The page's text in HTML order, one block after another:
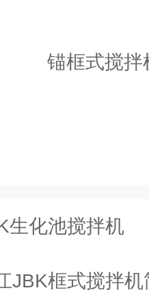
生化池搅拌机
JBK框式搅拌机